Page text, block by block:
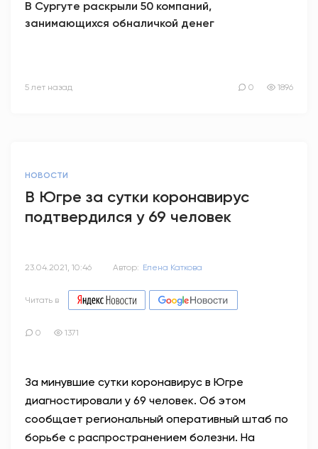
В Сургуте раскрыли 50 компаний,
занимающихся обналичкой денег
5 лет назад 0 1896
НОВОСТИ
В Югре за сутки коронавирус
подтвердился у 69 человек
23.04.2021, 10:46 Автор: Елена Каткова
Читать в
0 1371
За минувшие сутки коронавирус в Югре
диагностировали у 69 человек. Об этом
сообщает региональный оперативный штаб по
борьбе с распространением болезни. На